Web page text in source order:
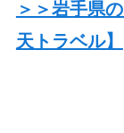
＞＞岩手県
天トラベル】